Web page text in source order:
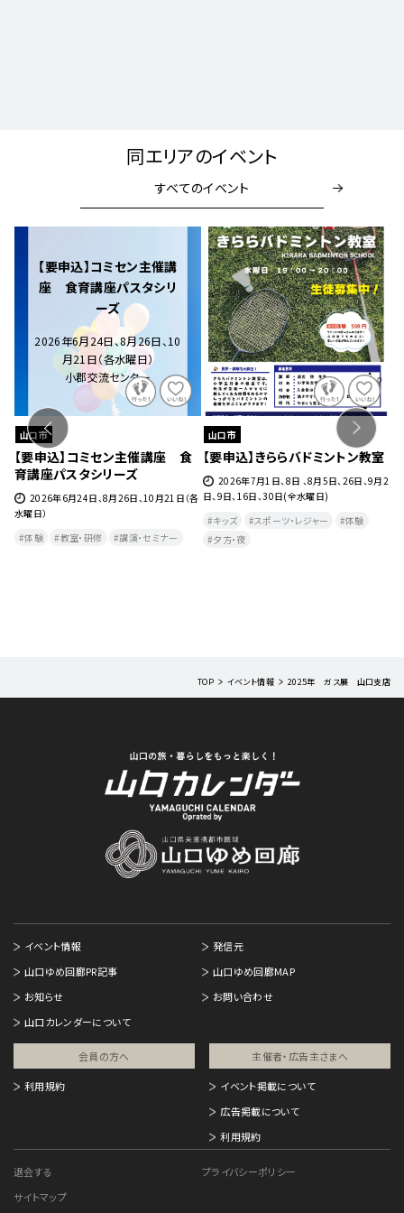
同エリアのイベント
すべてのイベント
【要申込】コミセン主催講
座 食育講座パスタシリ
ーズ
2026年6月24日、8月26日、10
月21日（各水曜日）
小郡交流センター
山口市
【要申込】コミセン主催講座 食
育講座パスタシリーズ
2026年6月24日、8月26日、10月21日（各
水曜日）
体験
教室・研修 講演・セミナー
山口市
【要申込】きららバドミントン教室
2026年7月1日、8日 、8月5日、26日、9月2
日、9日、16日、30日(全水曜日)
キッズ
スポーツ・レジャー
体験
夕方・夜​
TOP イベント情報 2025年 ガス展 山口支店
イベント情報
発信元
山口ゆめ回廊PR記事
山口ゆめ回廊MAP
お知らせ
お問い合わせ
山口カレンダーについて
会員の方へ
利用規約
主催者・広告主さまへ​
イベント掲載について
広告掲載について
利用規約
退会する
プライバシーポリシー
サイトマップ